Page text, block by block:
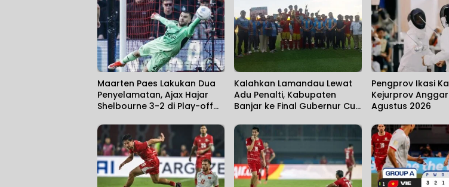
Maarten Paes Lakukan Dua
Penyelamatan, Ajax Hajar
Shelbourne 3-2 di Play-off
Kalahkan Lamandau Lewat
Adu Penalti, Kabupaten
Banjar ke Final Gubernur Cup
2026
Pengprov Ikasi
Kejurprov
Agustus 2026